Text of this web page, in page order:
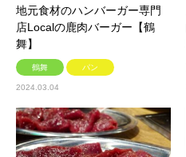
地元食材のハンバーガー専門
店Localの鹿肉バーガー【鶴
舞】
鶴舞 パン
2024.03.04